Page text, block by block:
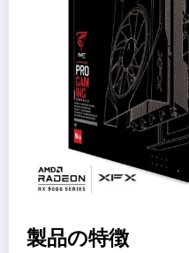
製品の特徴